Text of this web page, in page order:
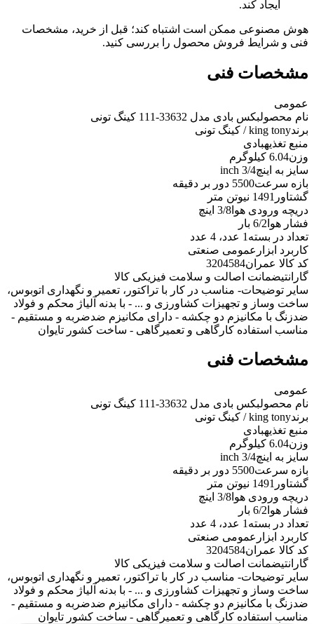
ایجاد کند.
هوش مصنوعی ممکن است اشتباه کند؛ قبل از خرید، مشخصات
فنی و شرایط فروش محصول را بررسی کنید.
مشخصات فنی
عمومی
نام محصولبکس بادی مدل 33632-111 کینگ تونی
برندking tony / کینگ تونی
منبع تغذیهبادی
وزن6.04 کیلوگرم
سایز به اینچ3/4 inch
بازه سرعت5500 دور بر دقیقه
گشتاور 1491 نیوتن متر
دریچه ورودی هوا 3/8 اینچ
فشار هوا 6/2 بار
تعداد در بسته 1 عدد، 4 عدد
کاربرد ابزار عمومی صنعتی
کد کالا عمران3204584
گارانتیضمانت اصالت و سلامت فیزیکی کالا
سایر توضیحات- مناسب در کار با تراکتور، تعمیر و نگهداری اتوبوس،
ساخت وساز و تجهیزات کشاورزی و ... - با بدنه آلیاژ محکم و فولاد
ضدزنگ با مکانیزم دو چکشه - دارای مکانیزم ضدضربه و مستقیم -
مناسب استفاده کارگاهی و تعمیرگاهی - ساخت کشور تایوان
مشخصات فنی
عمومی
نام محصولبکس بادی مدل 33632-111 کینگ تونی
برندking tony / کینگ تونی
منبع تغذیهبادی
وزن6.04 کیلوگرم
سایز به اینچ3/4 inch
بازه سرعت5500 دور بر دقیقه
گشتاور 1491 نیوتن متر
دریچه ورودی هوا 3/8 اینچ
فشار هوا 6/2 بار
تعداد در بسته 1 عدد، 4 عدد
کاربرد ابزار عمومی صنعتی
کد کالا عمران3204584
گارانتیضمانت اصالت و سلامت فیزیکی کالا
سایر توضیحات- مناسب در کار با تراکتور، تعمیر و نگهداری اتوبوس،
ساخت وساز و تجهیزات کشاورزی و ... - با بدنه آلیاژ محکم و فولاد
ضدزنگ با مکانیزم دو چکشه - دارای مکانیزم ضدضربه و مستقیم -
مناسب استفاده کارگاهی و تعمیرگاهی - ساخت کشور تایوان